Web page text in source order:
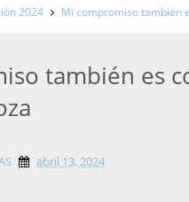
2024 Mi compromiso también
también es
abril 13, 2024